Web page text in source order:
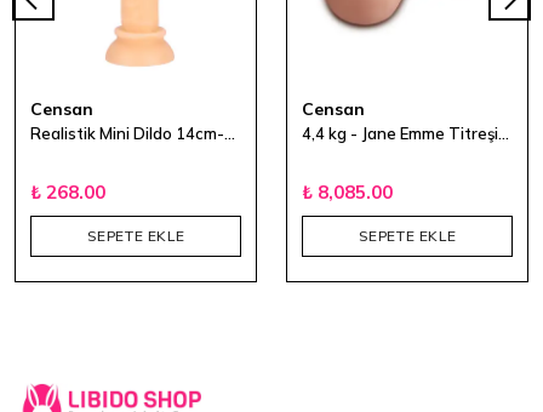
Censan
₺ 268.00
SEPETE EKLE
Censan
₺ 8,085.00
SEPETE EKLE